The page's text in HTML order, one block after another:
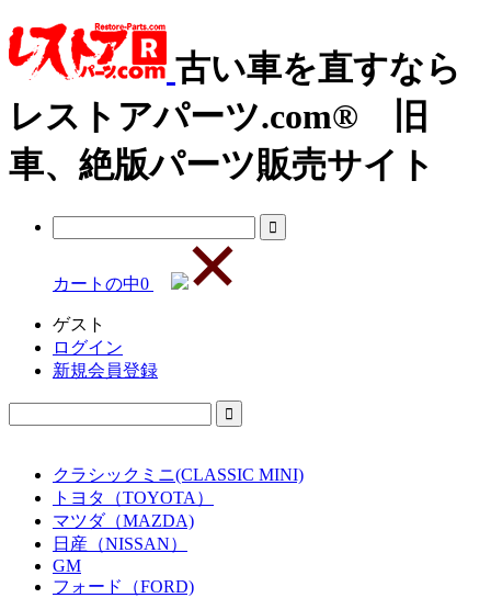
古い車を直すなら
レストアパーツ.com® 旧
車、絶版パーツ販売サイト
カートの中0
ゲスト
ログイン
新規会員登録
クラシックミニ(CLASSIC MINI)
トヨタ（TOYOTA）
マツダ（MAZDA)
日産（NISSAN）
GM
フォード（FORD)